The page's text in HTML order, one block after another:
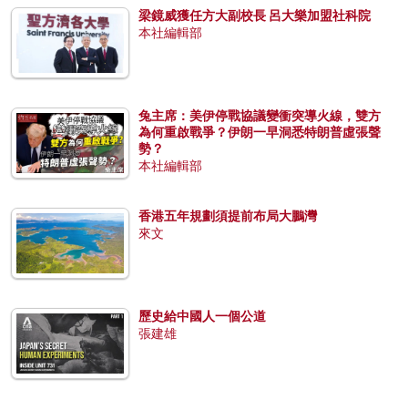
梁鏡威獲任方大副校長 呂大樂加盟社科院
本社編輯部
兔主席：美伊停戰協議變衝突導火線，雙方
為何重啟戰爭？伊朗一早洞悉特朗普虛張聲
勢？
本社編輯部
香港五年規劃須提前布局大鵬灣
來文
歷史給中國人一個公道
張建雄